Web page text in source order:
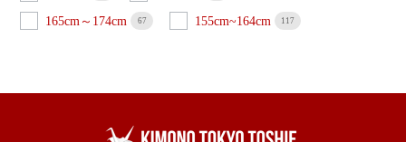
165cm～174cm 67 155cm~164cm 117